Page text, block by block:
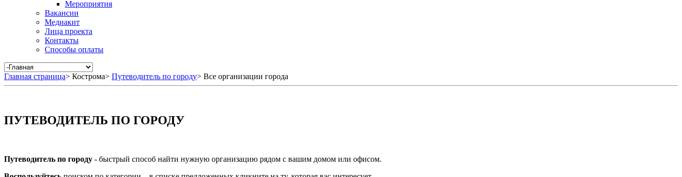
Мероприятия
Вакансии
Медиакит
Лица проекта
Контакты
Способы оплаты
Главная страница> Кострома> Путеводитель по городу> Все организации города
ПУТЕВОДИТЕЛЬ ПО ГОРОДУ
Путеводитель по городу - быстрый способ найти нужную организацию рядом с вашим домом или офисом.